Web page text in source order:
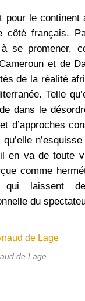
pour le
côté français.
se promener,
et de
de la réalité
Telle
dans le
d’approches
en va de toute
comme
qui laissent
du
de Lage